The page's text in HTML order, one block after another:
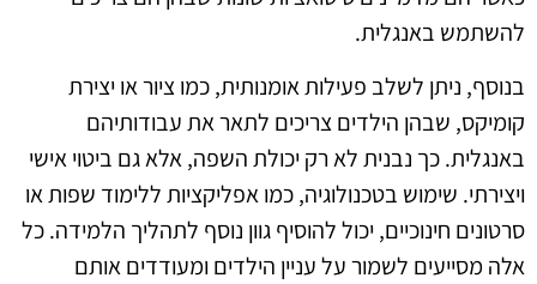
להשתמש באנגלית.
בנוסף, ניתן לשלב פעילות אומנותית, כמו ציור או יצירת
קומיקס, שבהן הילדים צריכים לתאר את עבודותיהם
באנגלית. כך נבנית לא רק יכולת השפה, אלא גם ביטוי אישי
ויצירתי. שימוש בטכנולוגיה, כמו אפליקציות ללימוד שפות או
סרטונים חינוכיים, יכול להוסיף גוון נוסף לתהליך הלמידה. כל
אלה מסייעים לשמור על עניין הילדים ומעודדים אותם